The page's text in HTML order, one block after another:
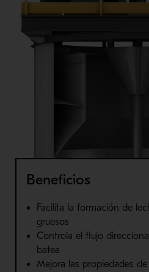
Beneficios
Facilita la formación de
gruesos
Controla el flujo
batea
Mejora las propiedades